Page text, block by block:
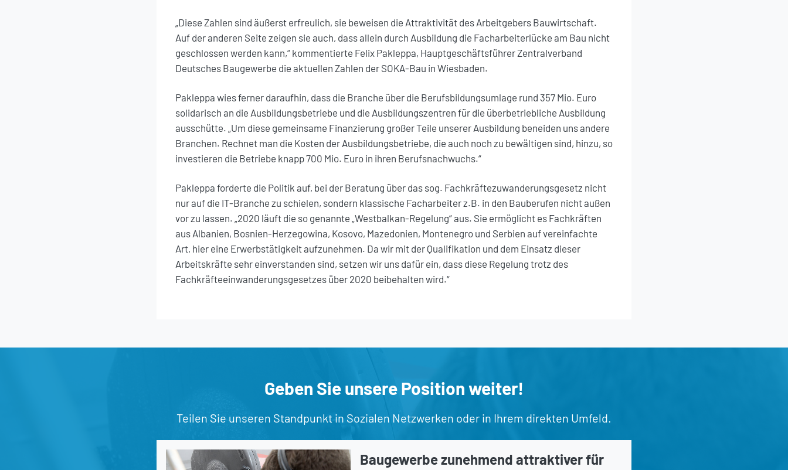
„Diese Zahlen sind äußerst erfreulich, sie beweisen die Attraktivität des Arbeitgebers Bauwirtschaft.
Auf der anderen Seite zeigen sie auch, dass allein durch Ausbildung die Facharbeiterlücke am Bau nicht
geschlossen werden kann,“ kommentierte Felix Pakleppa, Hauptgeschäftsführer Zentralverband
Deutsches Baugewerbe die aktuellen Zahlen der SOKA-Bau in Wiesbaden.
Pakleppa wies ferner daraufhin, dass die Branche über die Berufsbildungsumlage rund 357 Mio. Euro
solidarisch an die Ausbildungsbetriebe und die Ausbildungszentren für die überbetriebliche Ausbildung
ausschütte. „Um diese gemeinsame Finanzierung großer Teile unserer Ausbildung beneiden uns andere
Branchen. Rechnet man die Kosten der Ausbildungsbetriebe, die auch noch zu bewältigen sind, hinzu, so
investieren die Betriebe knapp 700 Mio. Euro in ihren Berufsnachwuchs.“
Pakleppa forderte die Politik auf, bei der Beratung über das sog. Fachkräftezuwanderungsgesetz nicht
nur auf die IT-Branche zu schielen, sondern klassische Facharbeiter z.B. in den Bauberufen nicht außen
vor zu lassen. „2020 läuft die so genannte „Westbalkan-Regelung“ aus. Sie ermöglicht es Fachkräften
aus Albanien, Bosnien-Herzegowina, Kosovo, Mazedonien, Montenegro und Serbien auf vereinfachte
Art, hier eine Erwerbstätigkeit aufzunehmen. Da wir mit der Qualifikation und dem Einsatz dieser
Arbeitskräfte sehr einverstanden sind, setzen wir uns dafür ein, dass diese Regelung trotz des
Fachkräfteeinwanderungsgesetzes über 2020 beibehalten wird.“
Geben Sie unsere Position weiter!
Teilen Sie unseren Standpunkt in Sozialen Netzwerken oder in Ihrem direkten Umfeld.
Baugewerbe zunehmend attraktiver für